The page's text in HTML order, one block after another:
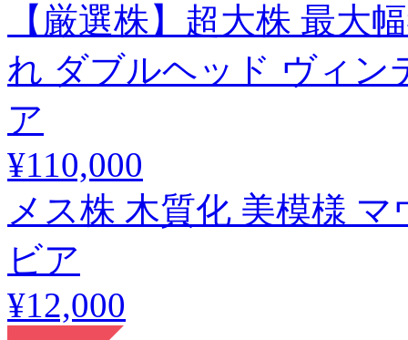
【厳選株】超大株 最大
れ ダブルヘッド ヴィン
ア
¥110,000
メス株 木質化 美模様
ビア
¥12,000